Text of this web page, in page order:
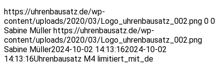
https://uhrenbausatz.de/wp-
content/uploads/2020/03/Logo_uhrenbausatz_002.png 0 0
Sabine Müller https://uhrenbausatz.de/wp-
content/uploads/2020/03/Logo_uhrenbausatz_002.png
Sabine Müller2024-10-02 14:13:162024-10-02
14:13:16Uhrenbausatz M4 limitiert_mit_de